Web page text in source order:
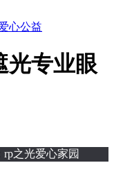
心公益
光专业眼
rp之光爱心家园